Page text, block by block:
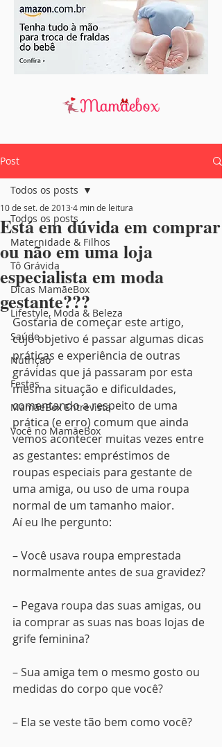
Post
Todos os posts
Maternidade & Filhos
Tô Grávida
Dicas MamãeBox
Lifestyle, Moda & Beleza
Saúde
Nutrição
Festas
MamãeBox Entrevista
Você no MamãeBox
Todos os posts
Está em dúvida em comprar
ou não em uma loja
especialista em moda
gestante???
10 de set. de 2013 4 min de leitura
Gostaria de começar este artigo,
cujo objetivo é passar algumas dicas
práticas e experiência de outras
grávidas que já passaram por esta
mesma situação e dificuldades,
comentando a respeito de uma
prática (e erro) comum que ainda
vemos acontecer muitas vezes entre
as gestantes: empréstimos de
roupas especiais para gestante de
uma amiga, ou uso de uma roupa
normal de um tamanho maior.
Aí eu lhe pergunto:
– Você usava roupa emprestada
normalmente antes de sua gravidez?
– Pegava roupa das suas amigas, ou
ia comprar as suas nas boas lojas de
grife feminina?
– Sua amiga tem o mesmo gosto ou
medidas do corpo que você?
– Ela se veste tão bem como você?